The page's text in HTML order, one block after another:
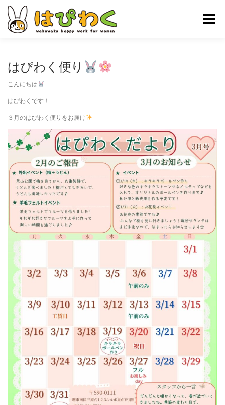
メニュー
はぴわく便り
こんにちは
はぴわくです！
３月のはぴわく便りをお届け